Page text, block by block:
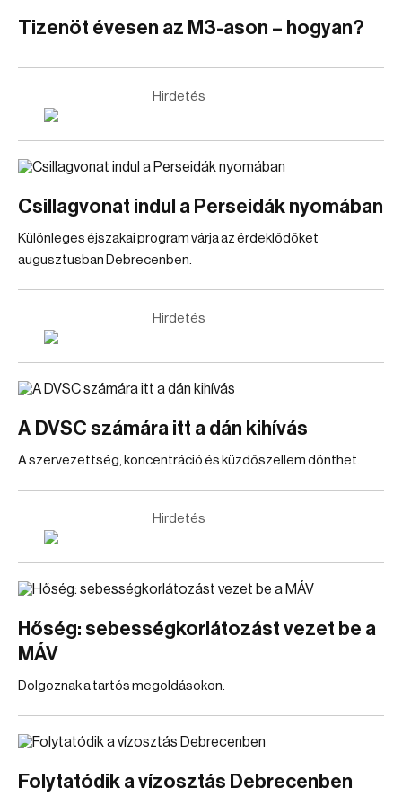
Tizenöt évesen az M3-ason – hogyan?
Hirdetés
Csillagvonat indul a Perseidák nyomában
Különleges éjszakai program várja az érdeklődőket
augusztusban Debrecenben.
Hirdetés
A DVSC számára itt a dán kihívás
A szervezettség, koncentráció és küzdőszellem dönthet.
Hirdetés
Hőség: sebességkorlátozást vezet be a
MÁV
Dolgoznak a tartós megoldásokon.
Folytatódik a vízosztás Debrecenben